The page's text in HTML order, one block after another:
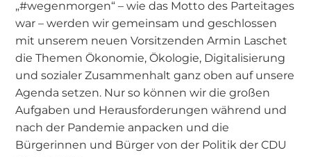
„#wegenmorgen“ – wie das Motto des Parteitages
war – werden wir gemeinsam und geschlossen
mit unserem neuen Vorsitzenden Armin Laschet
die Themen Ökonomie, Ökologie, Digitalisierung
und sozialer Zusammenhalt ganz oben auf unsere
Agenda setzen. Nur so können wir die großen
Aufgaben und Herausforderungen während und
nach der Pandemie anpacken und die
Bürgerinnen und Bürger von der Politik der CDU